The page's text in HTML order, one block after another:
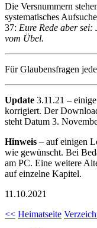
Die Versnummern
systematisches
37: Eure Rede aber
vom Übel.
Für Glaubensfragen
Update 3.11.21 –
korrigiert. Der
steht Datum 3.
Hinweis – auf einigen
wie gewünscht. Bei
am PC. Eine weitere
auf einzelne Kapitel.
11.10.2021
<< Heimatseite